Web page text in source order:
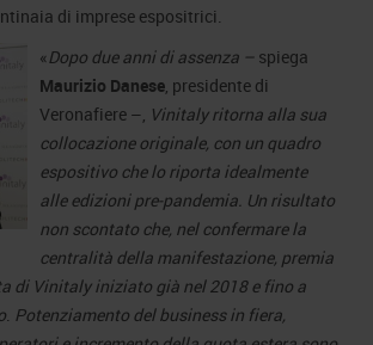
di imprese espositrici.
«Dopo due anni di assenza – spiega
Maurizio Danese, presidente di
Veronafiere –, Vinitaly ritorna alla sua
collocazione originale, con un quadro
espositivo che lo riporta idealmente
alle edizioni pre-pandemia. Un risultato
non scontato che, nel confermare la
centralità della manifestazione, premia
di Vinitaly iniziato già nel 2018 e fino a
. Potenziamento del business in fiera,